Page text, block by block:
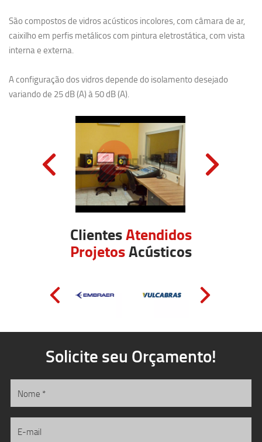
São compostos de vidros acústicos incolores, com câmara de ar,
caixilho em perfis metálicos com pintura eletrostática, com vista
interna e externa.
A configuração dos vidros depende do isolamento desejado
variando de 25 dB (A) à 50 dB (A).
ClientesAtendidos
ProjetosAcústicos
Solicite seu Orçamento!